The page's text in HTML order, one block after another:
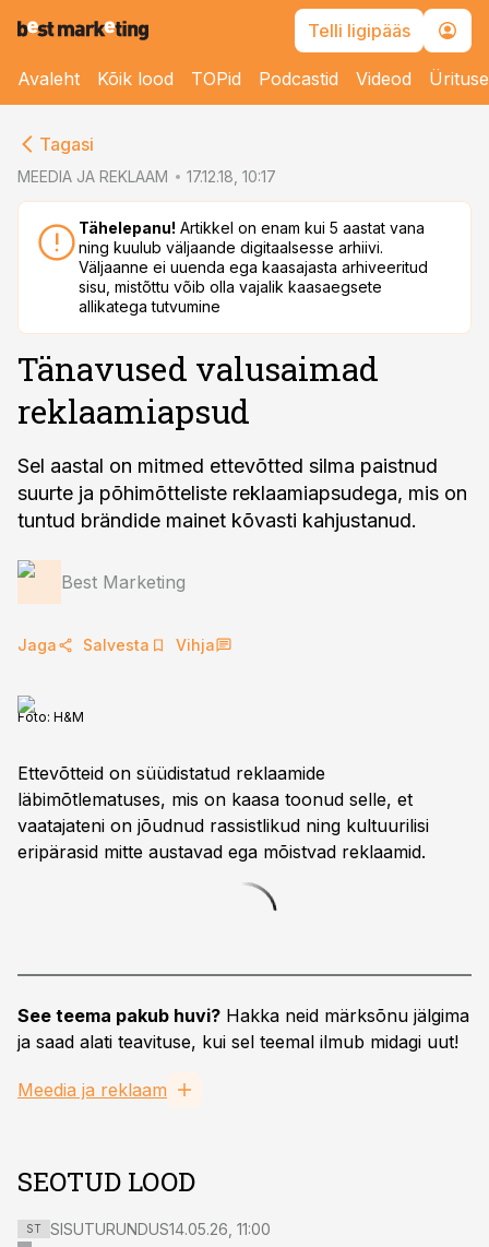
Telli ligipääs
Avaleht Kõik lood TOPid Podcastid Videod
Tagasi
MEEDIA JA REKLAAM 17.12.18, 10:17
Tähelepanu! Artikkel on enam kui 5 aastat vana
ning kuulub väljaande digitaalsesse arhiivi.
Väljaanne ei uuenda ega kaasajasta arhiveeritud
sisu, mistõttu võib olla vajalik kaasaegsete
allikatega tutvumine
Tänavused valusaimad
reklaamiapsud
Sel aastal on mitmed ettevõtted silma paistnud
suurte ja põhimõtteliste reklaamiapsudega, mis on
tuntud brändide mainet kõvasti kahjustanud.
Best Marketing
Jaga Salvesta Vihja
Foto: H&M
Ettevõtteid on süüdistatud reklaamide
läbimõtlematuses, mis on kaasa toonud selle, et
vaatajateni on jõudnud rassistlikud ning kultuurilisi
eripärasid mitte austavad ega mõistvad reklaamid.
See teema pakub huvi? Hakka neid märksõnu jälgima
ja saad alati teavituse, kui sel teemal ilmub midagi uut!
Meedia ja reklaam
SEOTUD LOOD
ST SISUTURUNDUS14.05.26, 11:00